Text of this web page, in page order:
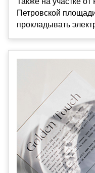
Петровской
прокладывать